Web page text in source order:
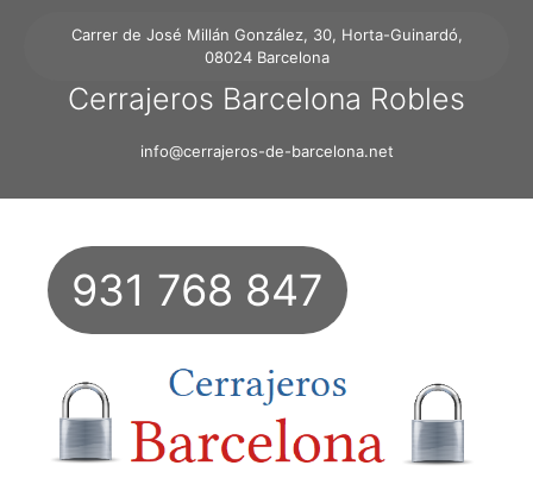
Carrer de José Millán González, 30, Horta-Guinardó,
08024 Barcelona
Cerrajeros Barcelona Robles
info@cerrajeros-de-barcelona.net
931 768 847